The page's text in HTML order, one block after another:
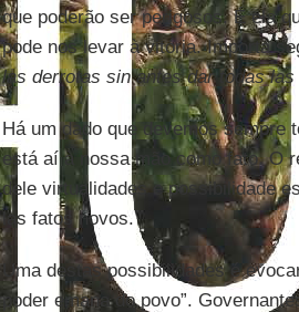
que poderão ser perigosos. É ela
pode nos levar à vitória. Importa
las derrotas sin antes dar todas las
Há um dado que devemos sempre
está aí à nossa mão como fato. O
dele virtualidades e possibilidade
las fatos novos.
Uma destas possibilidades é
poder emana do povo”.